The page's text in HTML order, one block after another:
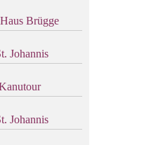
Brügge
Johannis
Johannis